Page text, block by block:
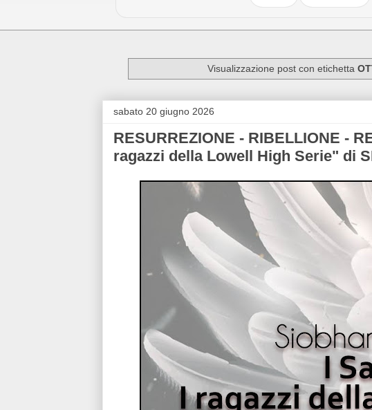
Visualizzazione post con etichetta
sabato 20 giugno 2026
RESURREZIONE - RIBELLIONE -
ragazzi della Lowell High Serie" di